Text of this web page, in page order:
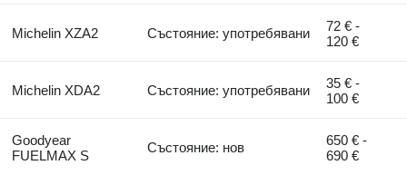
Michelin XZA2 Състояние: употребявани
72 € -
120 €
Michelin XDA2 Състояние: употребявани
35 € -
100 €
Goodyear
FUELMAX S
Състояние: нов
650 € -
690 €